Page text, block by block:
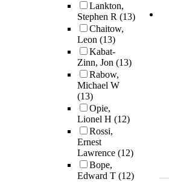
Lankton,
Stephen R (13)
Chaitow,
Leon (13)
Kabat-
Zinn, Jon (13)
Rabow,
Michael W
(13)
Opie,
Lionel H (12)
Rossi,
Ernest
Lawrence (12)
Bope,
Edward T (12)